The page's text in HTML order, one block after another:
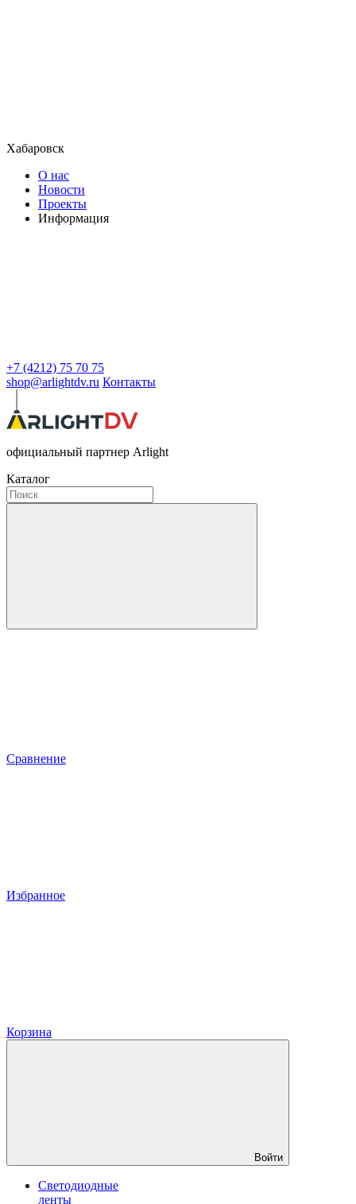
Хабаровск
О нас
Новости
Проекты
Информация
+7 (4212) 75 70 75
shop@arlightdv.ru Контакты
официальный партнер Arlight
Каталог
Сравнение
Избранное
Корзина
Войти
Светодиодные
ленты